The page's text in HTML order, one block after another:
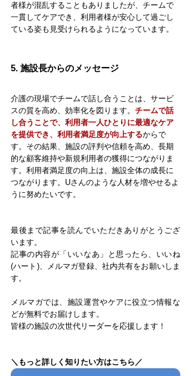
者様が混乱することもありましたが、チームで
一貫してケアでき、利用者様が安心して過ごし
ている姿も見受けられるようになっています。
5. 施設長からのメッセージ
介護の現場でチームで話し合うことは、サービ
スの質を高め、効率化を図ります。 チームで話
し合うことで、利用者一人ひとりに最適なケア
を提供でき、利用者満足度が向上するからで
す。その結果、施設の評判や信頼を高め、長期
的な顧客維持や新規利用者の獲得につながりま
す。利用者満足度の向上は、施設全体の成長に
つながります。Uさんのような人材を増やせるよ
うに努めたいです。
最後まで記事を読んでいただきありがとうござ
います。
記事の内容が「いいなあ」と思ったら、いいね
(ハート)、メルマガ登録、社内共有をお願いしま
す。
メルマガでは、施設運営やケアに役立つ情報な
どが無料でお届けします。
皆様の施設の次世代リーダーを応援します！
＼もっと詳しく知りたい方はこちら／